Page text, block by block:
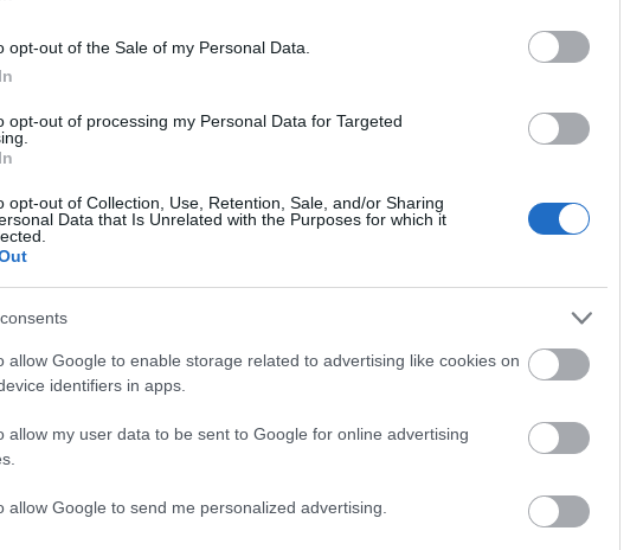
opt-out of the Sale of my Personal Data.
opt-out of processing my Personal Data for Targeted
opt-out of Collection, Use, Retention, Sale, and/or Sharing
Data that Is Unrelated with the Purposes for which it
allow Google to enable storage related to advertising like cookies on
identifiers in apps.
allow my user data to be sent to Google for online advertising
allow Google to send me personalized advertising.
επιβάτες, 100 ΙΧ και 30 φορτηγά.
500 επιβάτες, 100 ΙΧ και 20 φορτηγά.
700 περίπου επιβάτες, 130 ΙΧ και 15 φορτηγά.
στην Τήνο περίπου μια ολόκληρη ώρα.
200 ΙΧ και 30 φορτηγά.
Τέλος στις επιστροφές
700 επιβάτες και 200 ΙΧ.
προς και από τα τρία νησιά της γραμμής.